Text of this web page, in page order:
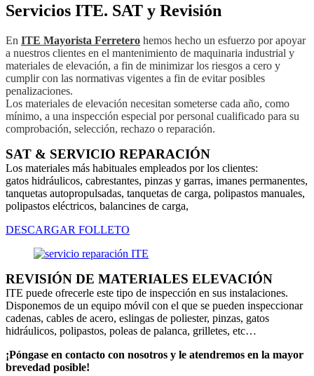
Servicios ITE. SAT y Revisión
En ITE Mayorista Ferretero hemos hecho un esfuerzo por apoyar
a nuestros clientes en el mantenimiento de maquinaria industrial y
materiales de elevación, a fin de minimizar los riesgos a cero y
cumplir con las normativas vigentes a fin de evitar posibles
penalizaciones.
Los materiales de elevación necesitan someterse cada año, como
mínimo, a una inspección especial por personal cualificado para su
comprobación, selección, rechazo o reparación.
SAT & SERVICIO REPARACIÓN
Los materiales más habituales empleados por los clientes:
gatos hidráulicos, cabrestantes, pinzas y garras, imanes permanentes,
tanquetas autopropulsadas, tanquetas de carga, polipastos manuales,
polipastos eléctricos, balancines de carga,
DESCARGAR FOLLETO
REVISIÓN DE MATERIALES ELEVACIÓN
ITE puede ofrecerle este tipo de inspección en sus instalaciones.
Disponemos de un equipo móvil con el que se pueden inspeccionar
cadenas, cables de acero, eslingas de poliester, pinzas, gatos
hidráulicos, polipastos, poleas de palanca, grilletes, etc…
¡Póngase en contacto con nosotros y le atendremos en la mayor
brevedad posible!